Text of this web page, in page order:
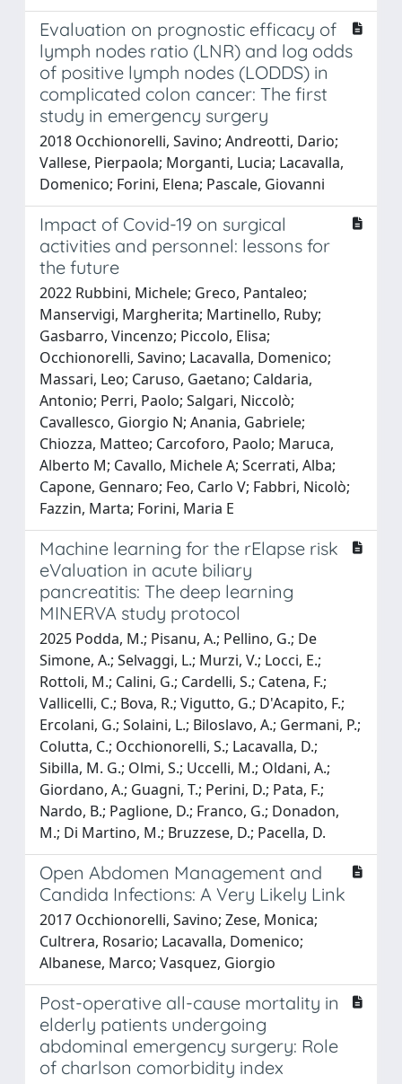
Evaluation on prognostic efficacy of
lymph nodes ratio (LNR) and log odds
of positive lymph nodes (LODDS) in
complicated colon cancer: The first
study in emergency surgery
2018 Occhionorelli, Savino; Andreotti, Dario;
Vallese, Pierpaola; Morganti, Lucia; Lacavalla,
Domenico; Forini, Elena; Pascale, Giovanni
Impact of Covid-19 on surgical
activities and personnel: lessons for
the future
2022 Rubbini, Michele; Greco, Pantaleo;
Manservigi, Margherita; Martinello, Ruby;
Gasbarro, Vincenzo; Piccolo, Elisa;
Occhionorelli, Savino; Lacavalla, Domenico;
Massari, Leo; Caruso, Gaetano; Caldaria,
Antonio; Perri, Paolo; Salgari, Niccolò;
Cavallesco, Giorgio N; Anania, Gabriele;
Chiozza, Matteo; Carcoforo, Paolo; Maruca,
Alberto M; Cavallo, Michele A; Scerrati, Alba;
Capone, Gennaro; Feo, Carlo V; Fabbri, Nicolò;
Fazzin, Marta; Forini, Maria E
Machine learning for the rElapse risk
eValuation in acute biliary
pancreatitis: The deep learning
MINERVA study protocol
2025 Podda, M.; Pisanu, A.; Pellino, G.; De
Simone, A.; Selvaggi, L.; Murzi, V.; Locci, E.;
Rottoli, M.; Calini, G.; Cardelli, S.; Catena, F.;
Vallicelli, C.; Bova, R.; Vigutto, G.; D'Acapito, F.;
Ercolani, G.; Solaini, L.; Biloslavo, A.; Germani, P.;
Colutta, C.; Occhionorelli, S.; Lacavalla, D.;
Sibilla, M. G.; Olmi, S.; Uccelli, M.; Oldani, A.;
Giordano, A.; Guagni, T.; Perini, D.; Pata, F.;
Nardo, B.; Paglione, D.; Franco, G.; Donadon,
M.; Di Martino, M.; Bruzzese, D.; Pacella, D.
Open Abdomen Management and
Candida Infections: A Very Likely Link
2017 Occhionorelli, Savino; Zese, Monica;
Cultrera, Rosario; Lacavalla, Domenico;
Albanese, Marco; Vasquez, Giorgio
Post-operative all-cause mortality in
elderly patients undergoing
abdominal emergency surgery: Role
of charlson comorbidity index